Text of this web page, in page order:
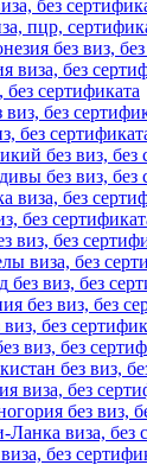
без
пцр,
без виз,
виза, без
без сертификата
виз, без
без
без виз, без
без виз, без
виза, без
без
виз, без
виза, без
без виз, без
без виз, без
виз, без
виз, без
без виз,
виза, без
без виз,
Ланка виза, без
виза, без